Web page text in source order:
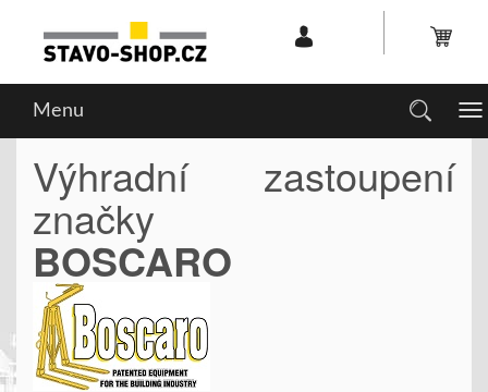
Menu
Výhradní zastoupení
značky